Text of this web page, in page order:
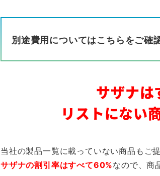
別途費用についてはこちらをご確
サザナは
リストにない
当社の製品一覧に載っていない商品もご
サザナの割引率はすべて60%なので、商